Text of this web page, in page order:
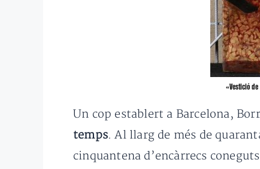
«Vestició
Un cop establert a Barcelona,
temps. Al llarg de més de
cinquantena d’encàrrecs